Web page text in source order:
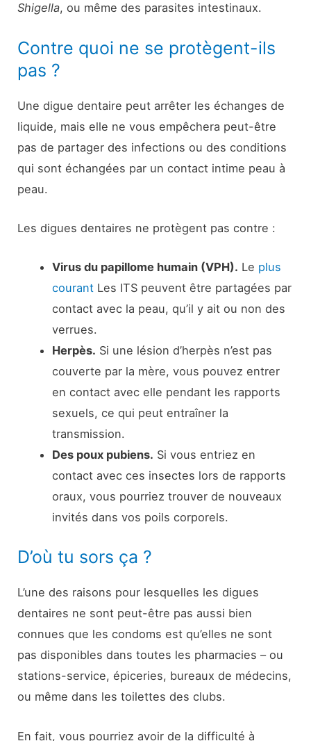
Shigella, ou même des parasites intestinaux.
Contre quoi ne se protègent-ils
pas ?
Une digue dentaire peut arrêter les échanges de
liquide, mais elle ne vous empêchera peut-être
pas de partager des infections ou des conditions
qui sont échangées par un contact intime peau à
peau.
Les digues dentaires ne protègent pas contre :
Virus du papillome humain (VPH). Le plus
courantLes ITS peuvent être partagées par
contact avec la peau, qu’il y ait ou non des
verrues.
Herpès. Si une lésion d’herpès n’est pas
couverte par la mère, vous pouvez entrer
en contact avec elle pendant les rapports
sexuels, ce qui peut entraîner la
transmission.
Des poux pubiens. Si vous entriez en
contact avec ces insectes lors de rapports
oraux, vous pourriez trouver de nouveaux
invités dans vos poils corporels.
D’où tu sors ça ?
L’une des raisons pour lesquelles les digues
dentaires ne sont peut-être pas aussi bien
connues que les condoms est qu’elles ne sont
pas disponibles dans toutes les pharmacies – ou
stations-service, épiceries, bureaux de médecins,
ou même dans les toilettes des clubs.
En fait, vous pourriez avoir de la difficulté à